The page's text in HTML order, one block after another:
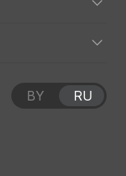
BY RU